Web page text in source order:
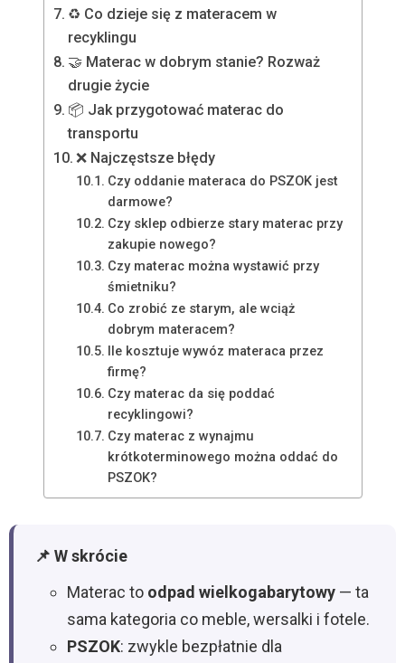
♻️ Co dzieje się z materacem w
recyklingu
🤝 Materac w dobrym stanie? Rozważ
drugie życie
📦 Jak przygotować materac do
transportu
❌ Najczęstsze błędy
Czy oddanie materaca do PSZOK jest
darmowe?
Czy sklep odbierze stary materac przy
zakupie nowego?
Czy materac można wystawić przy
śmietniku?
Co zrobić ze starym, ale wciąż
dobrym materacem?
Ile kosztuje wywóz materaca przez
firmę?
Czy materac da się poddać
recyklingowi?
Czy materac z wynajmu
krótkoterminowego można oddać do
PSZOK?
📌 W skrócie
Materac to odpad wielkogabarytowy — ta
sama kategoria co meble, wersalki i fotele.
PSZOK: zwykle bezpłatnie dla